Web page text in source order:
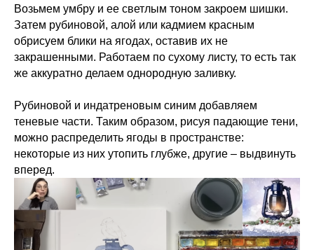
Возьмем умбру и ее светлым тоном закроем шишки.
Затем рубиновой, алой или кадмием красным
обрисуем блики на ягодах, оставив их не
закрашенными. Работаем по сухому листу, то есть так
же аккуратно делаем однородную заливку.
Рубиновой и индатреновым синим добавляем
теневые части. Таким образом, рисуя падающие тени,
можно распределить ягоды в пространстве:
некоторые из них утопить глубже, другие – выдвинуть
вперед.